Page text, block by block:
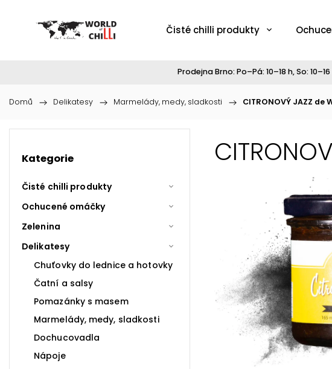
Čisté chilli produkty
Prodejna Brno: Po–Pá: 10–18 h, So:
Domů / Delikatesy / Marmelády, medy, sladkosti / CITRONOVÝ JAZZ de
Kategorie
Čisté chilli produkty
Ochucené omáčky
Zelenina
Delikatesy
Chuťovky do lednice a hotovky
Čatní a salsy
Pomazánky s masem
Marmelády, medy, sladkosti
Dochucovadla
Nápoje